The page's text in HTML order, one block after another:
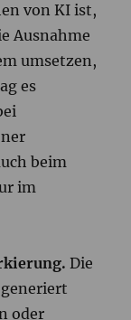
von KI ist,
Ausnahme
umsetzen,
es
beim
im
Die
oder